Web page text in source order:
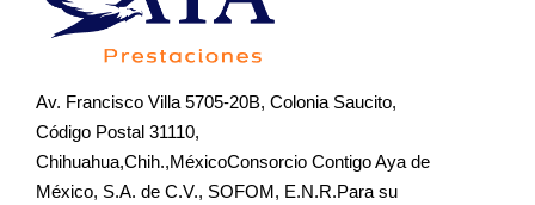
Av. Francisco Villa 5705-20B, Colonia Saucito,
Código Postal 31110,
Chihuahua,Chih.,MéxicoConsorcio Contigo Aya de
México, S.A. de C.V., SOFOM, E.N.R.Para su